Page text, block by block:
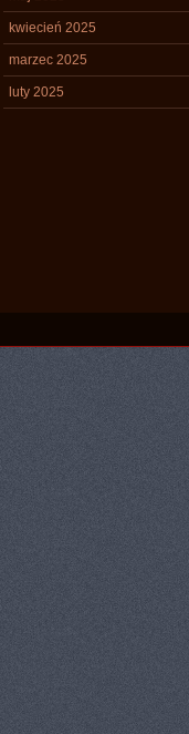
kwiecień 2025
marzec 2025
luty 2025